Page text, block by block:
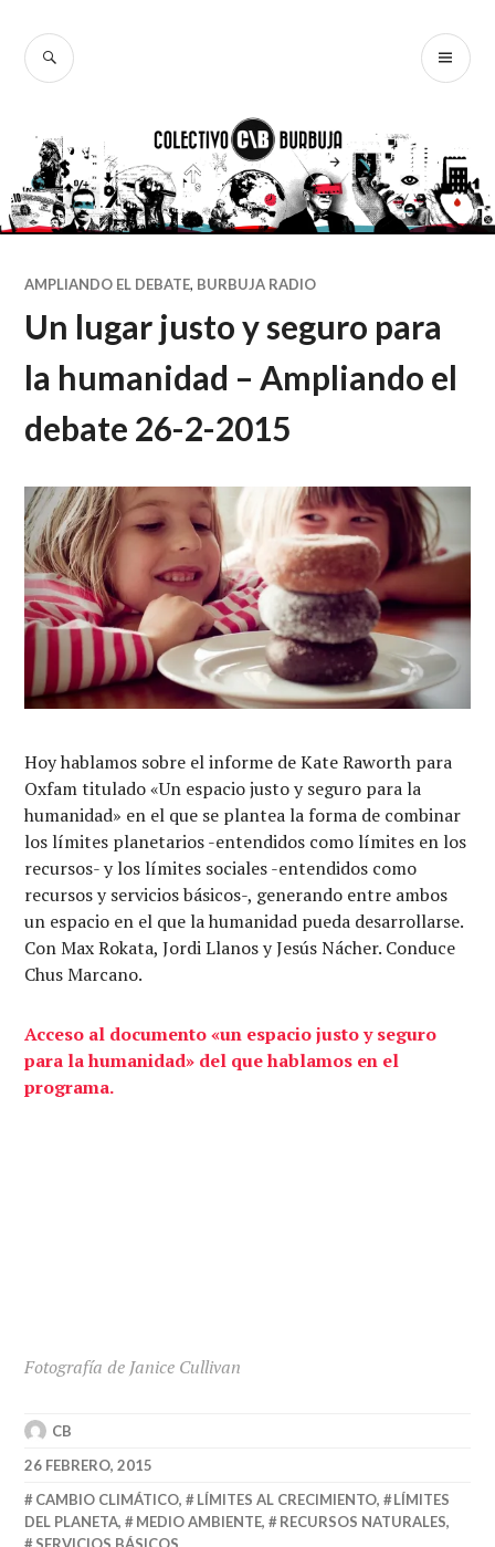
contenido
BUSCAR
AMPLIANDO EL DEBATE, BURBUJA RADIO
Un lugar justo y seguro para
la humanidad – Ampliando el
debate 26-2-2015
Hoy hablamos sobre el informe de Kate Raworth para
Oxfam titulado «Un espacio justo y seguro para la
humanidad» en el que se plantea la forma de combinar
los límites planetarios -entendidos como límites en los
recursos- y los límites sociales -entendidos como
recursos y servicios básicos-, generando entre ambos
un espacio en el que la humanidad pueda desarrollarse.
Con Max Rokata, Jordi Llanos y Jesús Nácher. Conduce
Chus Marcano.
Acceso al documento «un espacio justo y seguro
para la humanidad» del que hablamos en el
programa.
Fotografía de Janice Cullivan
CB
26 FEBRERO, 2015
CAMBIO CLIMÁTICO, LÍMITES AL CRECIMIENTO,
LÍMITES
DEL PLANETA, MEDIO AMBIENTE, RECURSOS NATURALES,